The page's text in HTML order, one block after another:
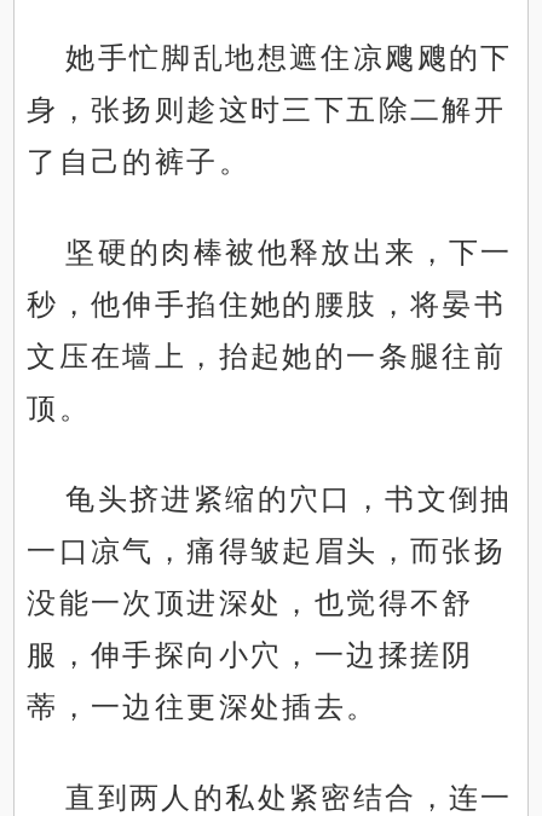
她手忙脚乱地想遮住凉飕飕的下
身，张扬则趁这时三下五除二解开
了自己的裤子。
坚硬的肉棒被他释放出来，下一
秒，他伸手掐住她的腰肢，将晏书
文压在墙上，抬起她的一条腿往前
顶。
龟头挤进紧缩的穴口，书文倒抽
一口凉气，痛得皱起眉头，而张扬
没能一次顶进深处，也觉得不舒
服，伸手探向小穴，一边揉搓阴
蒂，一边往更深处插去。
直到两人的私处紧密结合，连一